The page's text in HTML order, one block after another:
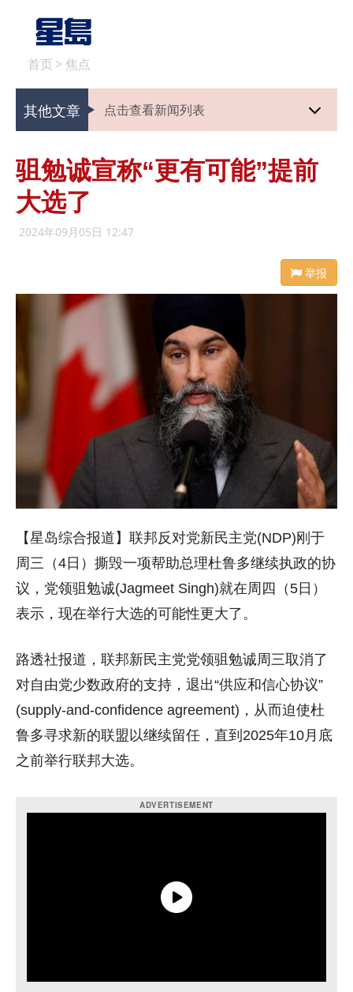
首页 > 焦点
其他文章 点击查看新闻列表
驵勉诚宣称“更有可能”提前
大选了
2024年09月05日 12:47
举报
【星岛综合报道】联邦反对党新民主党(NDP)刚于
周三（4日）撕毁一项帮助总理杜鲁多继续执政的协
议，党领驵勉诚(Jagmeet Singh)就在周四（5日）
表示，现在举行大选的可能性更大了。
路透社报道，联邦新民主党党领驵勉诚周三取消了
对自由党少数政府的支持，退出“供应和信心协议”
(supply-and-confidence agreement)，从而迫使杜
鲁多寻求新的联盟以继续留任，直到2025年10月底
之前举行联邦大选。